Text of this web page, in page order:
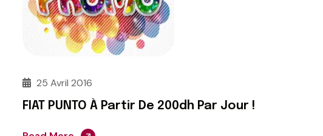
25 Avril 2016
FIAT PUNTO À Partir De 200dh Par Jour !